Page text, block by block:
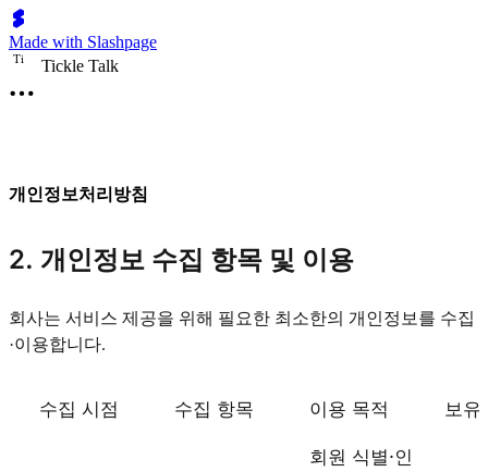
Made with Slashpage
Ti Tickle Talk
개인정보처리방침
2. 개인정보 수집 항목 및 이용
회사는 서비스 제공을 위해 필요한 최소한의 개인정보를 수집
·이용합니다.
수집 시점 수집 항목 이용 목적 보유
회원 식별·인